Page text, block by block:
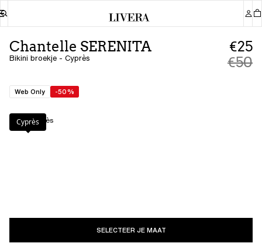
Chantelle SERENITA
Bikini broekje - Cyprès
€25
€50
Web Only -50%
Kleur:Cyprès
Cyprès
SELECTEER JE MAAT